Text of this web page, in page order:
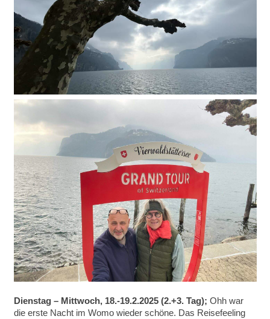
Dienstag – Mittwoch, 18.-19.2.2025 (2.+3. Tag); Ohh war
die erste Nacht im Womo wieder schöne. Das Reisefeeling